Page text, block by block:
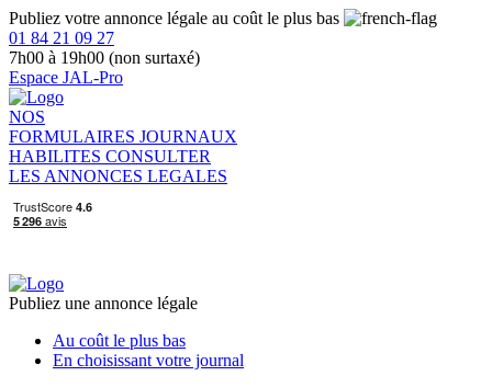
Publiez votre annonce légale au coût le plus bas
01 84 21 09 27
7h00 à 19h00 (non surtaxé)
Espace JAL-Pro
NOS
FORMULAIRES JOURNAUX
HABILITES CONSULTER
LES ANNONCES LEGALES
Publiez une annonce légale
Au coût le plus bas
En choisissant votre journal